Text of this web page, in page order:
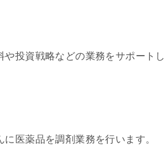
投資戦略などの業務をサポートし
医薬品を調剤業務を行います。